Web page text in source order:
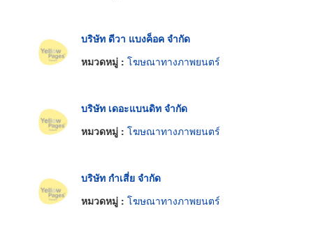
บริษัท ดีวา แบงค็อค จำกัด
หมวดหมู่ : โฆษณาทางภาพยนตร์
บริษัท เดอะแบนดิท จำกัด
หมวดหมู่ : โฆษณาทางภาพยนตร์
บริษัท กำเสี่ย จำกัด
หมวดหมู่ : โฆษณาทางภาพยนตร์